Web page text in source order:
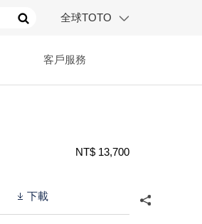
全球TOTO
客戶服務
NT$ 13,700
下載